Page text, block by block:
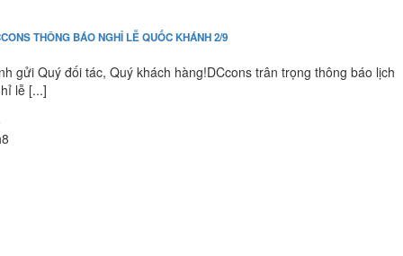
THÔNG BÁO NGHỈ LỄ QUỐC KHÁNH 2/9
gửi Quý đối tác, Quý khách hàng!DCcons trân trọng thông báo lịch
lễ [...]